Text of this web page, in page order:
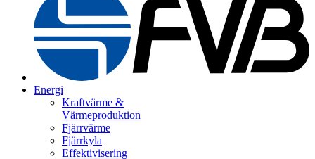
Energi
Kraftvärme &
Värmeproduktion
Fjärrvärme
Fjärrkyla
Effektivisering